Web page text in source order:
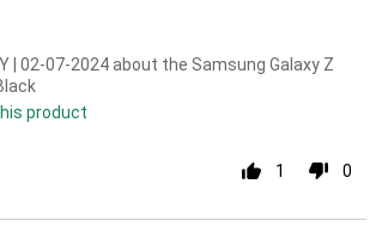
| 02-07-2024 about the Samsung Galaxy Z
product
1 0